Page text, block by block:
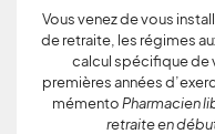
Vous venez de vous
de retraite, les régimes
calcul spécifique de
premières années
mémentoPharmacien
retraite en